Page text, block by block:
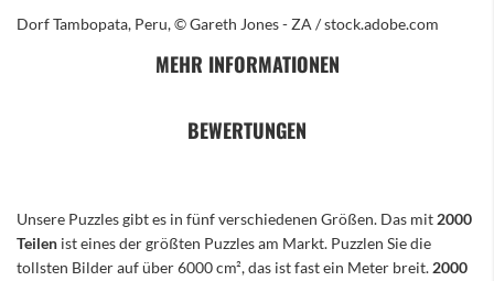
Dorf Tambopata, Peru, © Gareth Jones - ZA / stock.adobe.com
MEHR INFORMATIONEN
BEWERTUNGEN
Unsere Puzzles gibt es in fünf verschiedenen Größen. Das mit 2000
Teilen ist eines der größten Puzzles am Markt. Puzzlen Sie die
tollsten Bilder auf über 6000 cm², das ist fast ein Meter breit. 2000